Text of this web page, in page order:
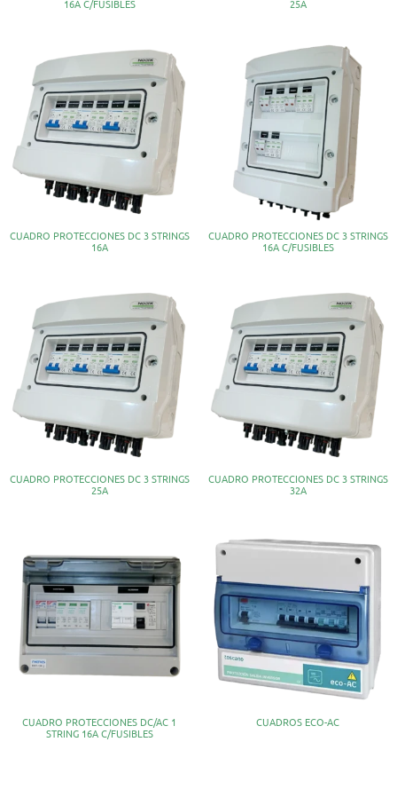
16A C/FUSIBLES 25A
CUADRO PROTECCIONES DC 3 STRINGS
16A
CUADRO PROTECCIONES DC 3 STRINGS
16A C/FUSIBLES
CUADRO PROTECCIONES DC 3 STRINGS
25A
CUADRO PROTECCIONES DC 3 STRINGS
32A
CUADRO PROTECCIONES DC/AC 1
STRING 16A C/FUSIBLES
CUADROS ECO-AC